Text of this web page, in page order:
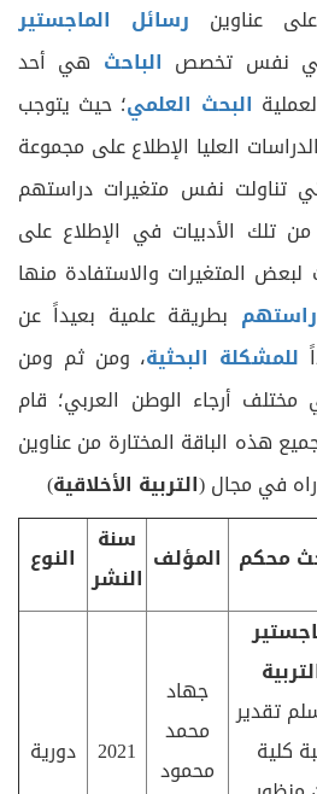
عناوين رسائل الماجستير
في نفس تخصص الباحث هي أحد
البحث العلمي؛ حيث يتوجب
العليا الإطلاع على مجموعة
تناولت نفس متغيرات دراستهم
تلك الأدبيات في الإطلاع على
لبعض المتغيرات والاستفادة منها
بطريقة علمية بعيداً عن
للمشكلة البحثية، ومن ثم ومن
أرجاء الوطن العربي؛ قام
هذه الباقة المختارة من عناوين
في مجال (التربية الأخلاقية)
محكم المؤلف
سنة
النشر
النوع
تقدير
كلية
جهاد
محمد
محمود
2021 دورية